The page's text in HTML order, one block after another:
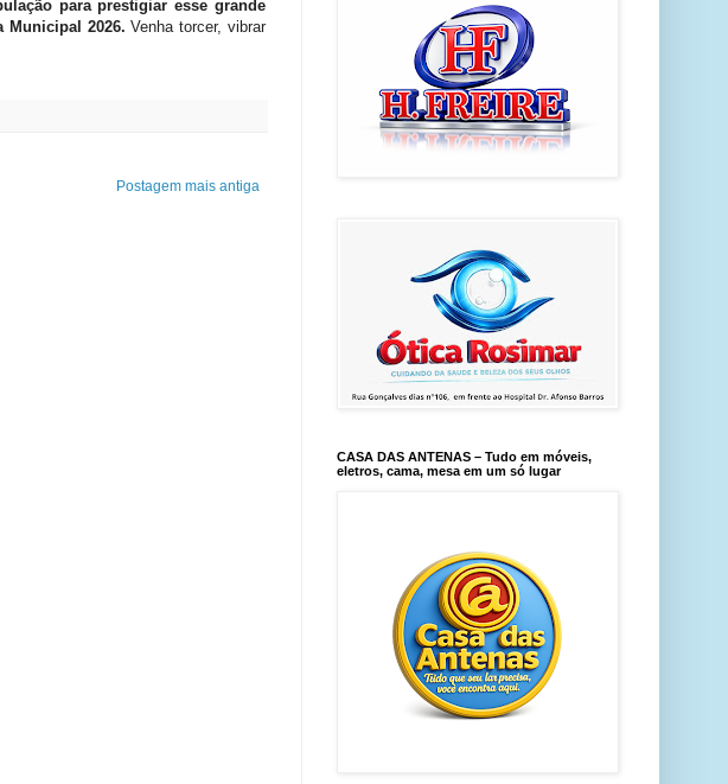
para prestigiar esse grande
Municipal 2026. Venha torcer, vibrar
Postagem mais antiga
CASA DAS ANTENAS – Tudo em móveis,
eletros, cama, mesa em um só lugar